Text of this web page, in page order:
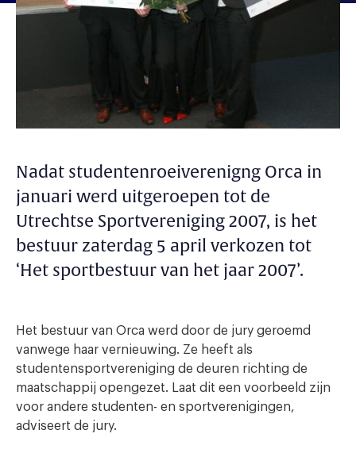
Nadat studentenroeiverenigng Orca in
januari werd uitgeroepen tot de
Utrechtse Sportvereniging 2007, is het
bestuur zaterdag 5 april verkozen tot
‘Het sportbestuur van het jaar 2007’.
Het bestuur van Orca werd door de jury geroemd
vanwege haar vernieuwing. Ze heeft als
studentensportvereniging de deuren richting de
maatschappij opengezet. Laat dit een voorbeeld zijn
voor andere studenten- en sportverenigingen,
adviseert de jury.